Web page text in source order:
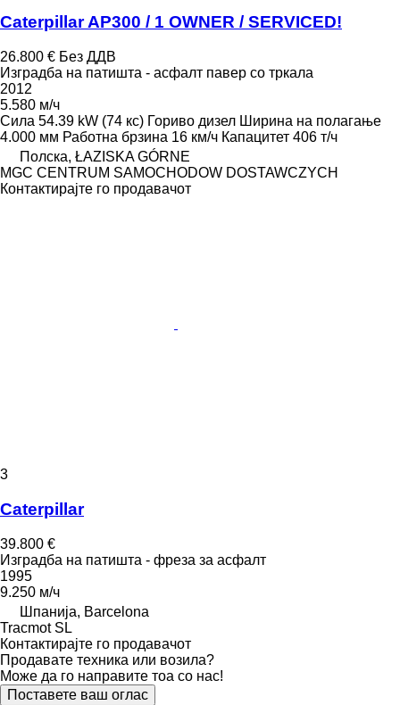
Caterpillar AP300 / 1 OWNER / SERVICED!
26.800 € Без ДДВ
Изградба на патишта - асфалт павер со тркала
2012
5.580 м/ч
Сила 54.39 kW (74 кс) Гориво дизел Ширина на полагање
4.000 мм Работна брзина 16 км/ч Капацитет 406 т/ч
Полска, ŁAZISKA GÓRNE
MGC CENTRUM SAMOCHODOW DOSTAWCZYCH
Контактирајте го продавачот
3
Caterpillar
39.800 €
Изградба на патишта - фреза за асфалт
1995
9.250 м/ч
Шпанија, Barcelona
Tracmot SL
Контактирајте го продавачот
Продавате техника или возила?
Може да го направите тоа со нас!
Поставете ваш оглас